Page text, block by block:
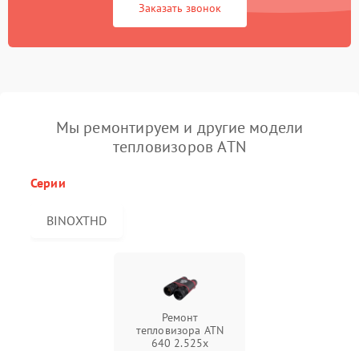
Заказать звонок
Мы ремонтируем и другие модели
тепловизоров ATN
Серии
BINOXTHD
Ремонт
тепловизора ATN
640 2.525x